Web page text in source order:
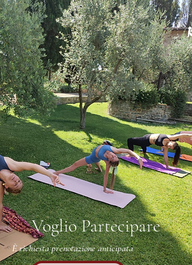
Voglio Partecipare
È richiesta prenotazione anticipata